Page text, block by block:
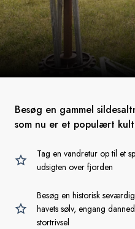
Besøg en gammel
som nu er et populært
Tag en vandretur op til et
udsigten over fjorden
Besøg en historisk
havets sølv, engang
stortrivsel